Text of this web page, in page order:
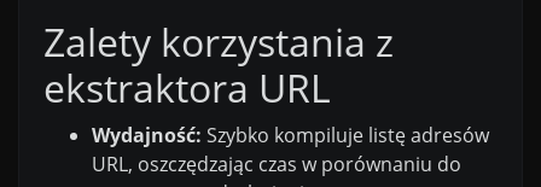
Zalety korzystania z
ekstraktora URL
Wydajność: Szybko kompiluje listę adresów
URL, oszczędzając czas w porównaniu do